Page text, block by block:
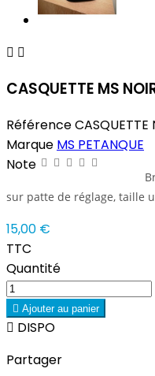
 
CASQUETTE MS
RéférenceCASQUETTE
Marque MS PETANQUE
Note
sur patte de réglage, taille
15,00 €
TTC
Quantité
 Ajouter au panier
 DISPO
Partager